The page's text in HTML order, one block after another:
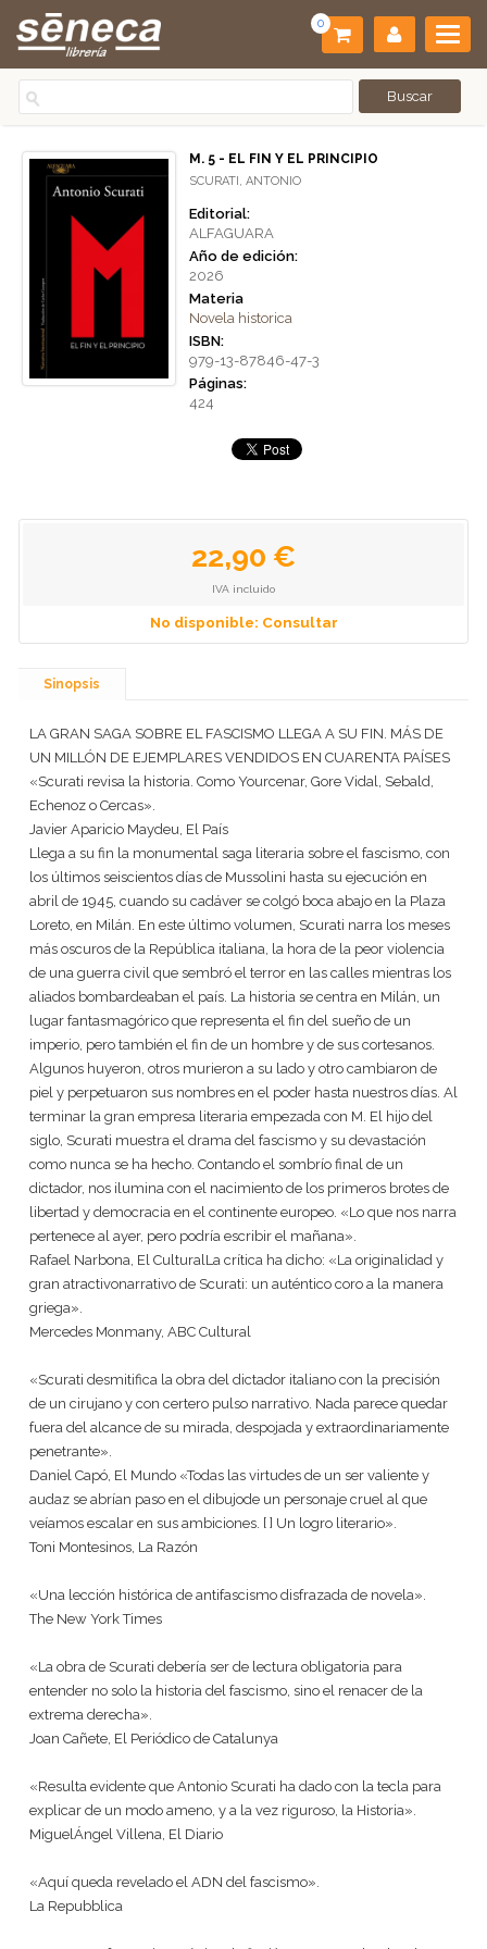
0
M. 5 - EL FIN Y EL PRINCIPIO
SCURATI, ANTONIO
Editorial:
ALFAGUARA
Año de edición:
2026
Materia
Novela historica
ISBN:
979-13-87846-47-3
Páginas:
424
22,90 €
IVA incluido
No disponible: Consultar
Sinopsis
LA GRAN SAGA SOBRE EL FASCISMO LLEGA A SU FIN. MÁS DE
UN MILLÓN DE EJEMPLARES VENDIDOS EN CUARENTA PAÍSES
«Scurati revisa la historia. Como Yourcenar, Gore Vidal, Sebald,
Echenoz o Cercas».
Javier Aparicio Maydeu, El País
Llega a su fin la monumental saga literaria sobre el fascismo, con
los últimos seiscientos días de Mussolini hasta su ejecución en
abril de 1945, cuando su cadáver se colgó boca abajo en la Plaza
Loreto, en Milán. En este último volumen, Scurati narra los meses
más oscuros de la República italiana, la hora de la peor violencia
de una guerra civil que sembró el terror en las calles mientras los
aliados bombardeaban el país. La historia se centra en Milán, un
lugar fantasmagórico que representa el fin del sueño de un
imperio, pero también el fin de un hombre y de sus cortesanos.
Algunos huyeron, otros murieron a su lado y otro cambiaron de
piel y perpetuaron sus nombres en el poder hasta nuestros días. Al
terminar la gran empresa literaria empezada con M. El hijo del
siglo, Scurati muestra el drama del fascismo y su devastación
como nunca se ha hecho. Contando el sombrío final de un
dictador, nos ilumina con el nacimiento de los primeros brotes de
libertad y democracia en el continente europeo. «Lo que nos narra
pertenece al ayer, pero podría escribir el mañana».
Rafael Narbona, El CulturalLa crítica ha dicho: «La originalidad y
gran atractivonarrativo de Scurati: un auténtico coro a la manera
griega».
Mercedes Monmany, ABC Cultural
«Scurati desmitifica la obra del dictador italiano con la precisión
de un cirujano y con certero pulso narrativo. Nada parece quedar
fuera del alcance de su mirada, despojada y extraordinariamente
penetrante».
Daniel Capó, El Mundo «Todas las virtudes de un ser valiente y
audaz se abrían paso en el dibujode un personaje cruel al que
veíamos escalar en sus ambiciones. [ ] Un logro literario».
Toni Montesinos, La Razón
«Una lección histórica de antifascismo disfrazada de novela».
The New York Times
«La obra de Scurati debería ser de lectura obligatoria para
entender no solo la historia del fascismo, sino el renacer de la
extrema derecha».
Joan Cañete, El Periódico de Catalunya
«Resulta evidente que Antonio Scurati ha dado con la tecla para
explicar de un modo ameno, y a la vez riguroso, la Historia».
MiguelÁngel Villena, El Diario
«Aquí queda revelado el ADN del fascismo».
La Repubblica